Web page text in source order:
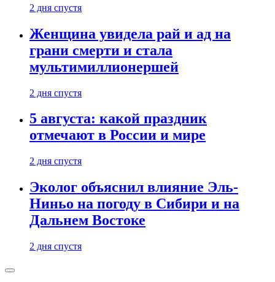
2 дня спустя
Женщина увидела рай и ад на
грани смерти и стала
мультимиллионершей
2 дня спустя
5 августа: какой праздник
отмечают в России и мире
2 дня спустя
Эколог объяснил влияние Эль-
Ниньо на погоду в Сибири и на
Дальнем Востоке
2 дня спустя